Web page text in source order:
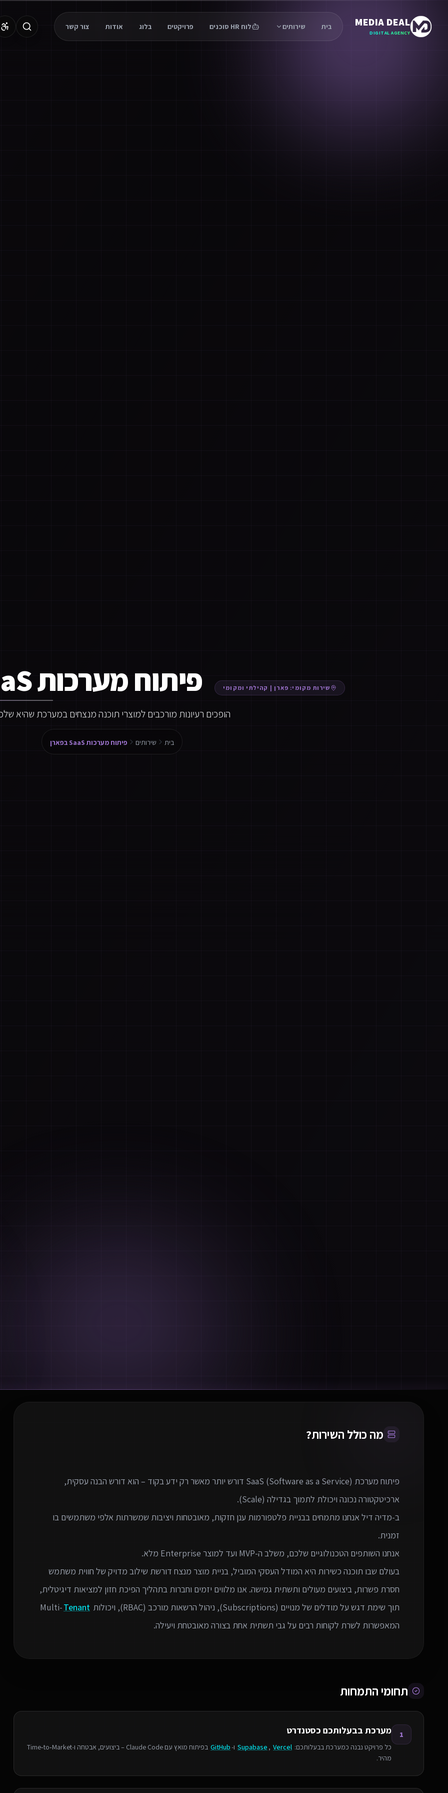
MEDIA DEAL
DIGITAL AGENCY
בית שירותים לוח HR סוכנים פרויקטים בלוג אודות צור קשר
שירות מקומי: פארן | קהילתי ומקומי פיתוח מערכות SaaS בפארן
הופכים רעיונות מורכבים למוצרי תוכנה מנצחים במערכת שהיא
בית שירותים פיתוח מערכות SaaS בפארן
מה כולל השירות?
פיתוח מערכת SaaS (Software as a Service) דורש יותר מאשר רק ידע בקוד – הוא דורש הבנה עסקית,
ב-מדיה דיל אנחנו מתמחים בבניית פלטפורמות ענן חזקות, מאובטחות ויציבות שמשרתות אלפי משתמשים בו
בעולם שבו תוכנה כשירות היא המודל העסקי המוביל, בניית מוצר מנצח דורשת שילוב מדויק של חווית משתמש
חסרת פשרות, ביצועים מעולים ותשתית גמישה. אנו מלווים יזמים וחברות בתהליך הפיכת חזון למציאות דיגיטלית,
תוך שימת דגש על מודלים של מנויים (Subscriptions), ניהול הרשאות מורכב (RBAC), ויכולות Multi-
Tenant
המאפשרות לשרת לקוחות רבים על גבי תשתית אחת בצורה מאובטחת ויעילה.
תחומי התמחות
1 מערכת בבעלותכם כסטנדרט
כל פרויקט נבנה כמערכת בבעלותכם: Supabase , Vercel ו-GitHub
בפיתוח מואץ עם Claude Code – ביצועים, אבטחה ו‑Time‑to‑Market
מהיר.